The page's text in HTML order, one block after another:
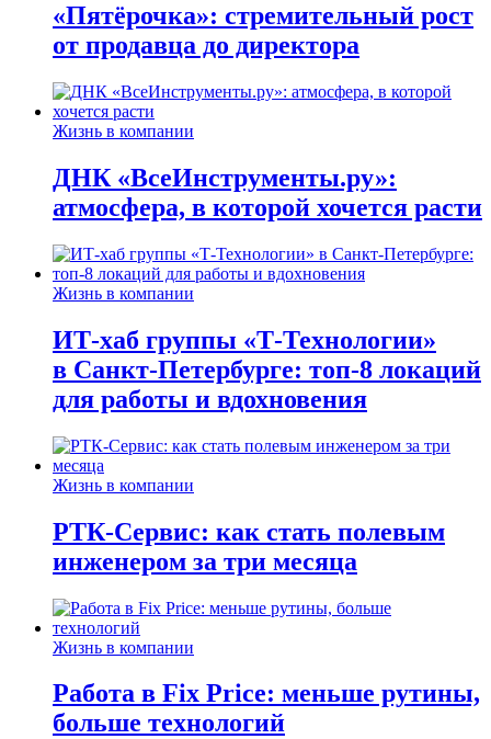
«Пятёрочка»: стремительный рост
от продавца до директора
Жизнь в компании
ДНК «ВсеИнструменты.ру»:
атмосфера, в которой хочется расти
Жизнь в компании
ИТ-хаб группы «Т-Технологии»
в Санкт-Петербурге: топ-8 локаций
для работы и вдохновения
Жизнь в компании
РТК-Сервис: как стать полевым
инженером за три месяца
Жизнь в компании
Работа в Fix Price: меньше рутины,
больше технологий